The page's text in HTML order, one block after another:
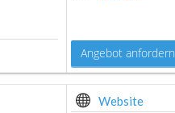
Angebot anfordern
Website